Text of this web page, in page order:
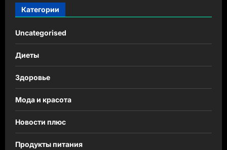
Категории
Uncategorised
Диеты
Здоровье
Мода и красота
Новости плюс
Продукты питания